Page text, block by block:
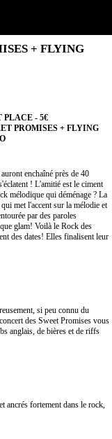
+ FLYING
PLACE - 5€
PROMISES + FLYING
enchaîné près de 40
! L'amitié est le ciment
mélodique qui déménage ? La
met l'accent sur la mélodie et
par des paroles
glam! Voilà le Rock des
des dates! Elles finalisent leur
si peu connu du
des Sweet Promises vous
anglais, de bières et de riffs
ancrés fortement dans le rock,